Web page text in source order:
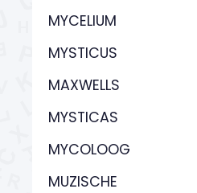
MYCELIUM
MYSTICUS
MAXWELLS
MYSTICAS
MYCOLOOG
MUZISCHE